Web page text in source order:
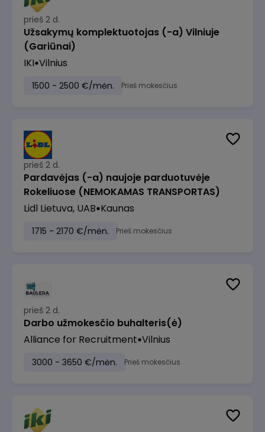
prieš 2 d.
Užsakymų komplektuotojas (-a) Vilniuje
(Gariūnai)
IKI Vilnius
1500 - 2500 €/mėn. Prieš mokesčius
prieš 2 d.
Pardavėjas (-a) naujoje parduotuvėje
Rokeliuose (NEMOKAMAS TRANSPORTAS)
Lidl Lietuva, UAB Kaunas
1715 - 2170 €/mėn. Prieš mokesčius
prieš 2 d.
Darbo užmokesčio buhalteris(ė)
Alliance for Recruitment Vilnius
3000 - 3650 €/mėn. Prieš mokesčius